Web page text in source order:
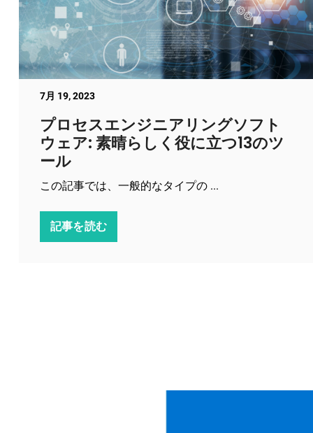
7月 19, 2023
プロセスエンジニアリングソフト
ウェア: 素晴らしく役に立つ13のツ
ール
この記事では、一般的なタイプの ...
記事を読む